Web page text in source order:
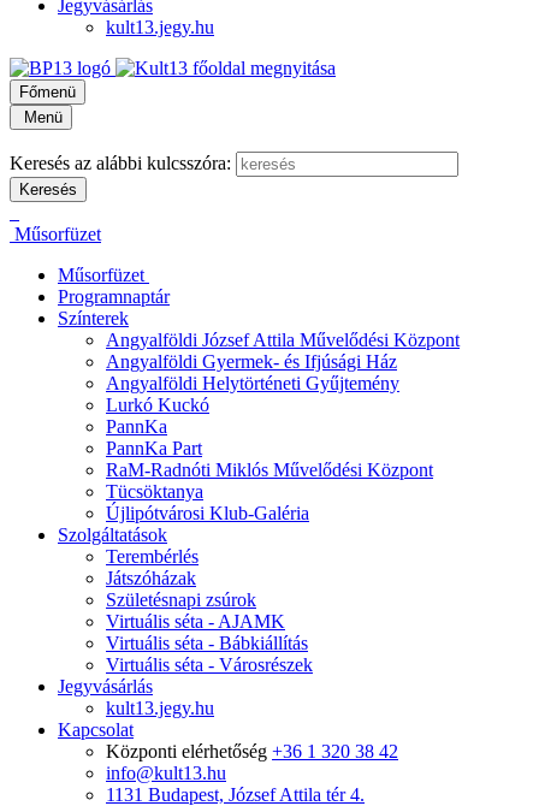
Jegyvásárlás
kult13.jegy.hu
Főmenü
Menü
Keresés az alábbi kulcsszóra:
Műsorfüzet
Műsorfüzet
Programnaptár
Színterek
Angyalföldi József Attila Művelődési Központ
Angyalföldi Gyermek- és Ifjúsági Ház
Angyalföldi Helytörténeti Gyűjtemény
Lurkó Kuckó
PannKa
PannKa Part
RaM-Radnóti Miklós Művelődési Központ
Tücsöktanya
Újlipótvárosi Klub-Galéria
Szolgáltatások
Terembérlés
Játszóházak
Születésnapi zsúrok
Virtuális séta - AJAMK
Virtuális séta - Bábkiállítás
Virtuális séta - Városrészek
Jegyvásárlás
kult13.jegy.hu
Kapcsolat
Központi elérhetőség +36 1 320 38 42
info@kult13.hu
1131 Budapest, József Attila tér 4.